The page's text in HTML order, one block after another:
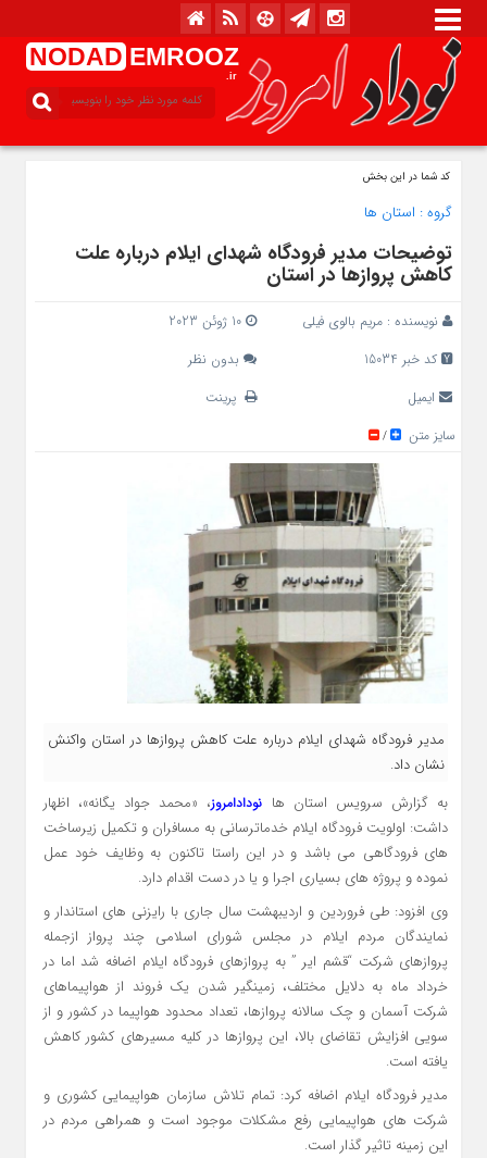
NODAD EMROOZ
.ir
کد شما در این بخش
گروه : استان ها
توضیحات مدیر فرودگاه شهدای ایلام درباره علت
کاهش پروازها در استان
نویسنده : مریم بالوی فیلی
10 ژوئن 2023
کد خبر 15034
بدون نظر
ایمیل
پرینت
سایز متن
/
مدیر فرودگاه شهدای ایلام درباره علت کاهش پروازها در استان واکنش
نشان داد.
به گزارش سرویس استان ها نودادامروز، «محمد جواد یگانه»، اظهار
داشت: اولویت فرودگاه ایلام خدماترسانی به مسافران و تکمیل زیرساخت
های فرودگاهی می باشد و در این راستا تاکنون به وظایف خود عمل
نموده و پروژه های بسیاری اجرا و یا در دست اقدام دارد.
وی افزود: طی فروردین و اردیبهشت سال جاری با رایزنی های استاندار و
نمایندگان مردم ایلام در مجلس شورای اسلامی چند پرواز ازجمله
پروازهای شرکت “قشم ایر ” به پروازهای فرودگاه ایلام اضافه شد اما در
خرداد ماه به دلایل مختلف، زمینگیر شدن یک فروند از هواپیماهای
شرکت آسمان و چک سالانه پروازها، تعداد محدود هواپیما در کشور و از
سویی افزایش تقاضای بالا، این پروازها در کلیه مسیرهای کشور کاهش
یافته است.
مدیر فرودگاه ایلام اضافه کرد: تمام تلاش سازمان هواپیمایی کشوری و
شرکت های هواپیمایی رفع مشکلات موجود است و همراهی مردم در
این زمینه تاثیر گذار است.